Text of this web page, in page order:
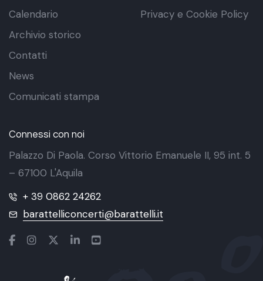
Calendario
Archivio storico
Contatti
News
Comunicati stampa
Privacy e Cookie Policy
Connessi con noi
Palazzo Di Paola. Corso Vittorio Emanuele II, 95 int. 5
– 67100 L'Aquila
+ 39 0862 24262
barattelliconcerti@barattelli.it